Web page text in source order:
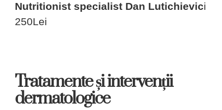
Nutritionist specialist Dan Lutichievici
250Lei
Tratamente și intervenții
dermatologice